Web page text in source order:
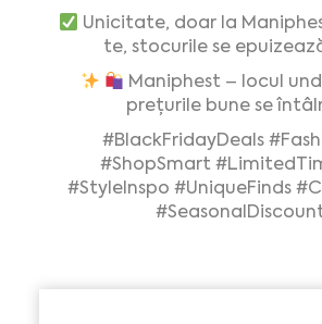
Unicitate, doar la
te, stocurile se
Maniphest – locul
prețurile bune se
#BlackFridayDeals
#ShopSmart
#StyleInspo #UniqueFinds